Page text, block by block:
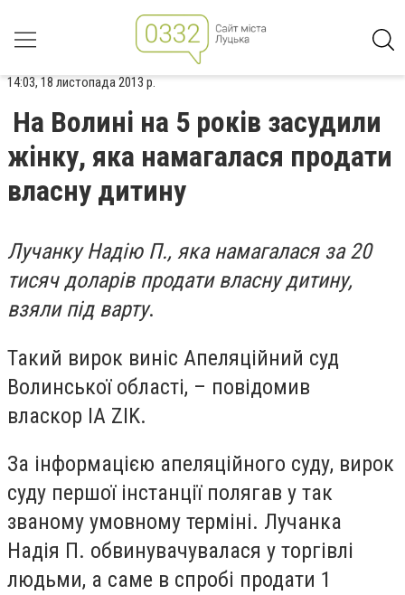
14:03, 18 листопада 2013 р.
На Волині на 5 років засудили
жінку, яка намагалася продати
власну дитину
Лучанку Надію П., яка намагалася за 20
тисяч доларів продати власну дитину,
взяли під варту.
Такий вирок виніс Апеляційний суд
Волинської області, – повідомив
власкор IA ZIK.
За інформацією апеляційного суду, вирок
суду першої інстанції полягав у так
званому умовному терміні. Лучанка
Надія П. обвинувачувалася у торгівлі
людьми, а саме в спробі продати 1